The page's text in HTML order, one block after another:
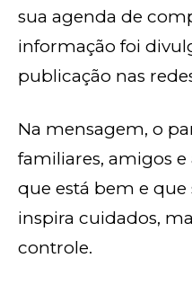
sua agenda de
informação foi
publicação nas
Na mensagem, o
familiares, amigos
que está bem e que
inspira cuidados,
controle.